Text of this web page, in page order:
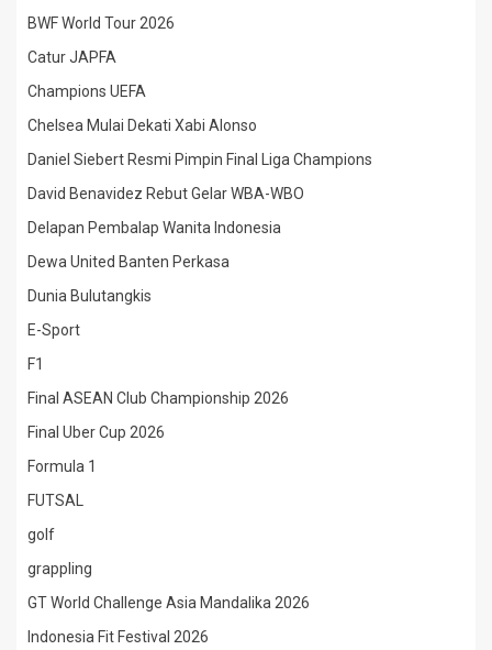
BWF World Tour 2026
Catur JAPFA
Champions UEFA
Chelsea Mulai Dekati Xabi Alonso
Daniel Siebert Resmi Pimpin Final Liga Champions
David Benavidez Rebut Gelar WBA-WBO
Delapan Pembalap Wanita Indonesia
Dewa United Banten Perkasa
Dunia Bulutangkis
E-Sport
F1
Final ASEAN Club Championship 2026
Final Uber Cup 2026
Formula 1
FUTSAL
golf
grappling
GT World Challenge Asia Mandalika 2026
Indonesia Fit Festival 2026